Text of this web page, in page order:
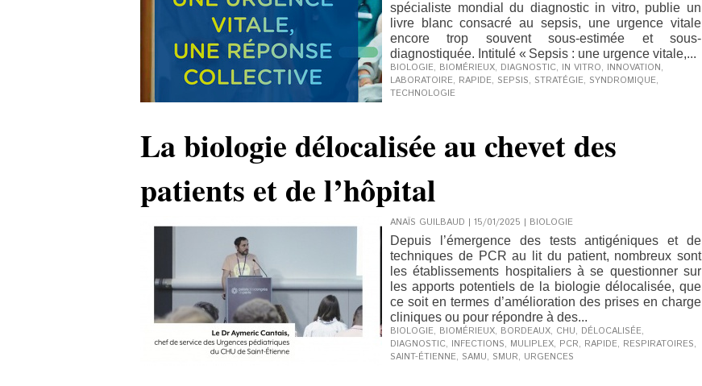
spécialiste mondial du diagnostic in vitro, publie un
livre blanc consacré au sepsis, une urgence vitale
encore trop souvent sous-estimée et sous-
diagnostiquée. Intitulé « Sepsis : une urgence vitale,...
BIOLOGIE, BIOMÉRIEUX, DIAGNOSTIC, IN VITRO, INNOVATION,
LABORATOIRE, RAPIDE, SEPSIS, STRATÉGIE, SYNDROMIQUE,
TECHNOLOGIE
La biologie délocalisée au chevet des
patients et de l’hôpital
ANAÏS GUILBAUD | 15/01/2025 | BIOLOGIE
Depuis l’émergence des tests antigéniques et de
techniques de PCR au lit du patient, nombreux sont
les établissements hospitaliers à se questionner sur
les apports potentiels de la biologie délocalisée, que
ce soit en termes d’amélioration des prises en charge
cliniques ou pour répondre à des...
BIOLOGIE, BIOMÉRIEUX, BORDEAUX, CHU, DÉLOCALISÉE,
DIAGNOSTIC, INFECTIONS, MULIPLEX, PCR, RAPIDE, RESPIRATOIRES,
SAINT-ÉTIENNE, SAMU, SMUR, URGENCES